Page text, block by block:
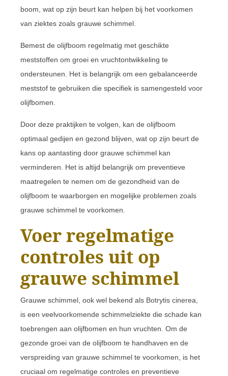
boom, wat op zijn beurt kan helpen bij het voorkomen
van ziektes zoals grauwe schimmel.
Bemest de olijfboom regelmatig met geschikte
meststoffen om groei en vruchtontwikkeling te
ondersteunen. Het is belangrijk om een gebalanceerde
meststof te gebruiken die specifiek is samengesteld voor
olijfbomen.
Door deze praktijken te volgen, kan de olijfboom
optimaal gedijen en gezond blijven, wat op zijn beurt de
kans op aantasting door grauwe schimmel kan
verminderen. Het is altijd belangrijk om preventieve
maatregelen te nemen om de gezondheid van de
olijfboom te waarborgen en mogelijke problemen zoals
grauwe schimmel te voorkomen.
Voer regelmatige
controles uit op
grauwe schimmel
Grauwe schimmel, ook wel bekend als Botrytis cinerea,
is een veelvoorkomende schimmelziekte die schade kan
toebrengen aan olijfbomen en hun vruchten. Om de
gezonde groei van de olijfboom te handhaven en de
verspreiding van grauwe schimmel te voorkomen, is het
cruciaal om regelmatige controles en preventieve